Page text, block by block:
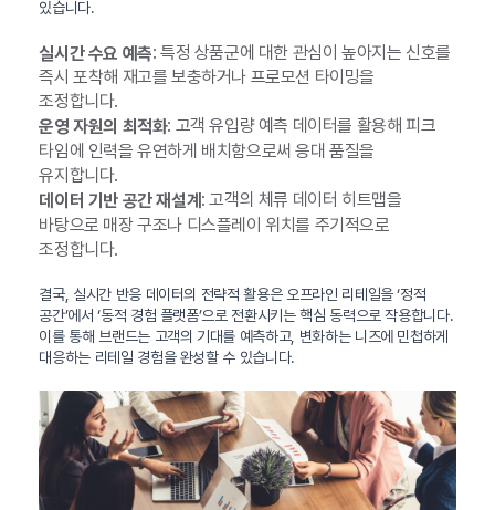
있습니다.
실시간 수요 예측: 특정 상품군에 대한 관심이 높아지는 신호를
즉시 포착해 재고를 보충하거나 프로모션 타이밍을
조정합니다.
운영 자원의 최적화: 고객 유입량 예측 데이터를 활용해 피크
타임에 인력을 유연하게 배치함으로써 응대 품질을
유지합니다.
데이터 기반 공간 재설계 : 고객의 체류 데이터 히트맵을
바탕으로 매장 구조나 디스플레이 위치를 주기적으로
조정합니다.
결국, 실시간 반응 데이터의 전략적 활용은 오프라인 리테일을 ‘정적
공간’에서 ‘동적 경험 플랫폼’으로 전환시키는 핵심 동력으로 작용합니다.
이를 통해 브랜드는 고객의 기대를 예측하고, 변화하는 니즈에 민첩하게
대응하는 리테일 경험을 완성할 수 있습니다.